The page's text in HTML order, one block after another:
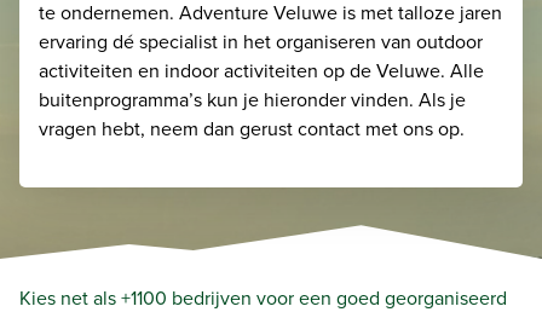
te ondernemen. Adventure Veluwe is met talloze jaren
ervaring dé specialist in het organiseren van outdoor
activiteiten en indoor activiteiten op de Veluwe. Alle
buitenprogramma’s kun je hieronder vinden. Als je
vragen hebt, neem dan gerust contact met ons op.
Kies net als +1100 bedrijven voor een goed georganiseerd